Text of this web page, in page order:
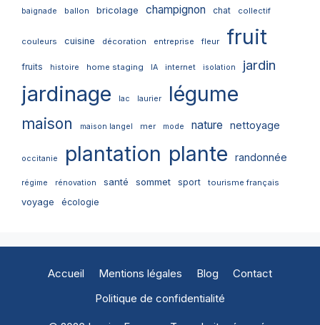
baignade ballon bricolage champignon chat collectif
couleurs cuisine décoration entreprise fleur fruit
fruits histoire home staging IA internet isolation jardin
jardinage lac laurier légume
maison maison langel mer mode nature nettoyage
occitanie plantation plante randonnée
régime rénovation santé sommet sport tourisme français
voyage écologie
Accueil Mentions légales Blog
Contact
Politique de confidentialité